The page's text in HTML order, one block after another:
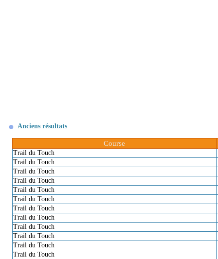
Anciens résultats
Course
Trail du Touch
Trail du Touch
Trail du Touch
Trail du Touch
Trail du Touch
Trail du Touch
Trail du Touch
Trail du Touch
Trail du Touch
Trail du Touch
Trail du Touch
Trail du Touch